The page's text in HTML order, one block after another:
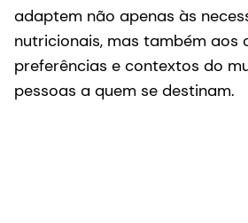
adaptem não apenas às
nutricionais, mas também aos
preferências e contextos do
pessoas a quem se destinam.